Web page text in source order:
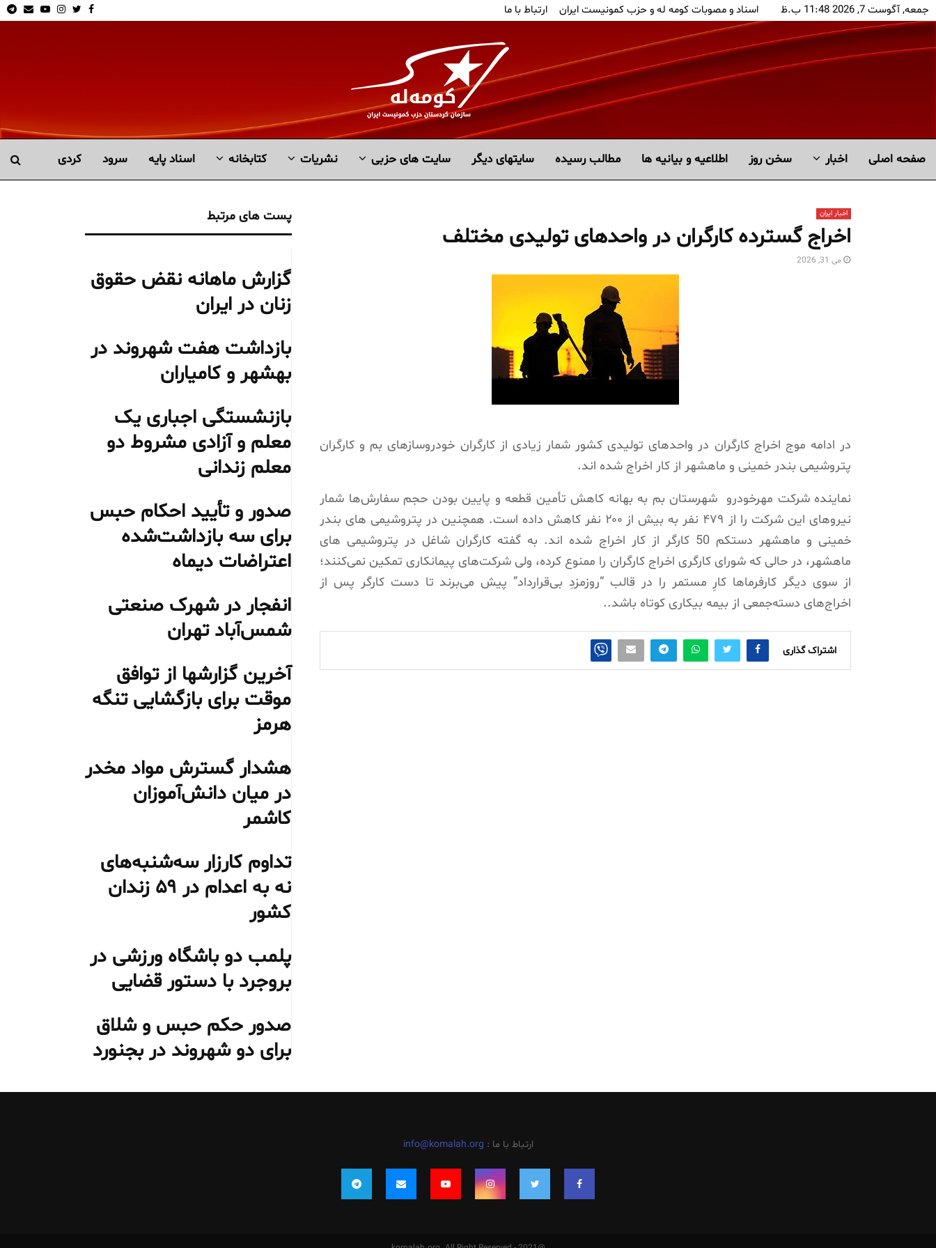
جمعه, آگوست 7, 2026 11:48 ب.ظ اسناد و مصوبات کومه له و حزب کمونیست ایران ارتباط با ما Facebook
Twitter
Instagram
Youtube
Email
صفحه اصلی اخبار سخن روز اطلاعیه و بیانیه ها مطالب رسیده سايتهاى ديگر سایت های حزبی نشریات کتابخانە اسناد پایه سرود کردی
اخبار ایران
اخراج گسترده کارگران در واحدهای تولیدی مختلف
می 31, 2026
در ادامه موج اخراج کارگران در واحدهای تولیدی کشور شمار زیادی از کارگران خودروسازهای بم و کارگران
پتروشیمی بندر خمینی و ماهشهر از کار اخراج شده اند.
نماینده شرکت مهرخودرو شهرستان بم به بهانه کاهش تأمین قطعه و پایین بودن حجم سفارش‌ها شمار
نیروهای این شرکت را از ۴۷۹ نفر به بیش از ۲۰۰ نفر کاهش داده است. همچنین در پتروشیمی های بندر
خمینی و ماهشهر دستکم 50 کارگر از کار اخراج شده اند. به گفته کارگران شاغل در پتروشیمی های
ماهشهر، در حالی که شورای کارگری اخراج کارگران را ممنوع کرده، ولی شرکت‌های پیمانکاری تمکین نمی‌کنند؛
از سوی دیگر کارفرماها کارِ مستمر را در قالب “روزمزدِ بی‌قرارداد” پیش می‌برند تا دست کارگر پس از
اخراج‌های دسته‌جمعی از بیمه بیکاری کوتاه باشد..
اشتراک گذاری
پست های مرتبط
گزارش ماهانه نقض حقوق
زنان در ایران
بازداشت هفت شهروند در
بهشهر و کامیاران
بازنشستگی اجباری یک
معلم و آزادی مشروط دو
معلم زندانی
صدور و تأیید احکام حبس
برای سه بازداشت‌شده
اعتراضات دیماه
انفجار در شهرک صنعتی
شمس‌آباد تهران
آخرین گزارشها از توافق
موقت برای بازگشایی تنگه
هرمز
هشدار گسترش مواد مخدر
در میان دانش‌آموزان
کاشمر
تداوم کارزار سه‌شنبه‌های
نه به اعدام در ۵۹ زندان
کشور
پلمب دو باشگاه ورزشی در
بروجرد با دستور قضایی
صدور حکم حبس و شلاق
برای دو شهروند در بجنورد
ارتباط با ما : info@komalah.org